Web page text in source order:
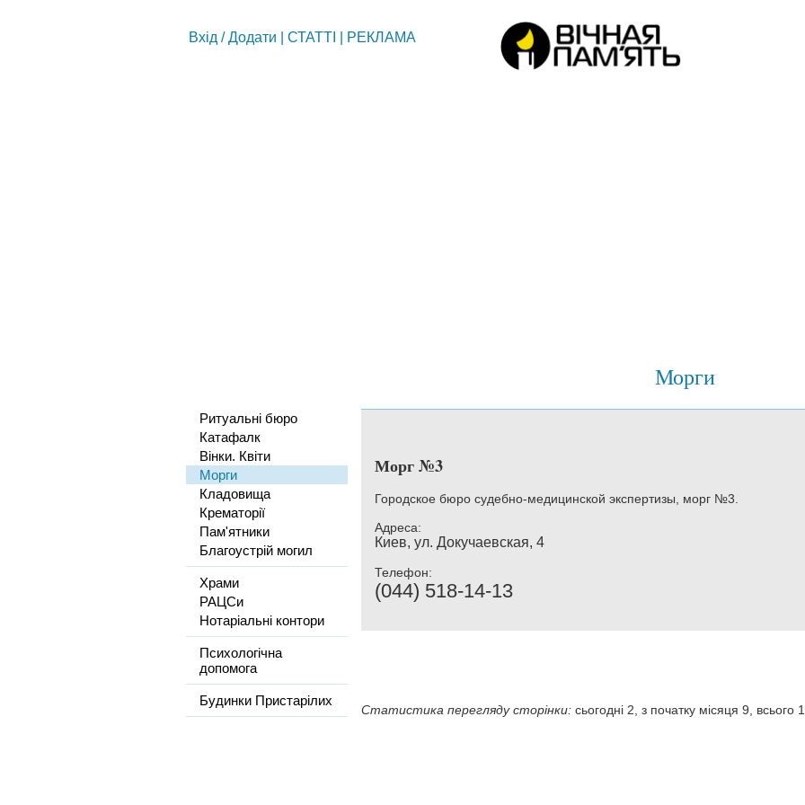
Вхід /Додати СТАТТІ РЕКЛАМА
Морги
Ритуальні бюро
Катафалк
Вінки. Квіти
Морги
Кладовища
Крематорії
Пам'ятники
Благоустрій могил
Храми
РАЦСи
Нотаріальні контори
Психологічна
допомога
Будинки Пристарілих
Морг №3
Городское бюро судебно-медицинской экспертизы, морг №3.
Адреса:
Киев, ул. Докучаевская, 4
Телефон:
(044) 518-14-13
Статистика перегляду сторінки: сьогодні 2, з початку місяця 9, всього